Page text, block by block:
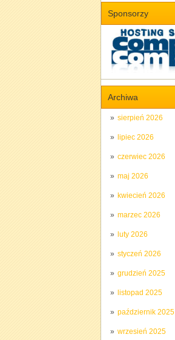
Sponsorzy
Archiwa
sierpień 2026
lipiec 2026
czerwiec 2026
maj 2026
kwiecień 2026
marzec 2026
luty 2026
styczeń 2026
grudzień 2025
listopad 2025
październik 2025
wrzesień 2025